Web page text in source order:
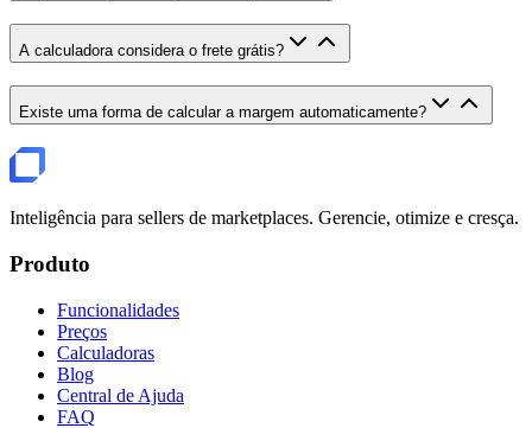
A calculadora considera o frete grátis?
Existe uma forma de calcular a margem automaticamente?
Inteligência para sellers de marketplaces. Gerencie, otimize e cresça.
Produto
Funcionalidades
Preços
Calculadoras
Blog
Central de Ajuda
FAQ